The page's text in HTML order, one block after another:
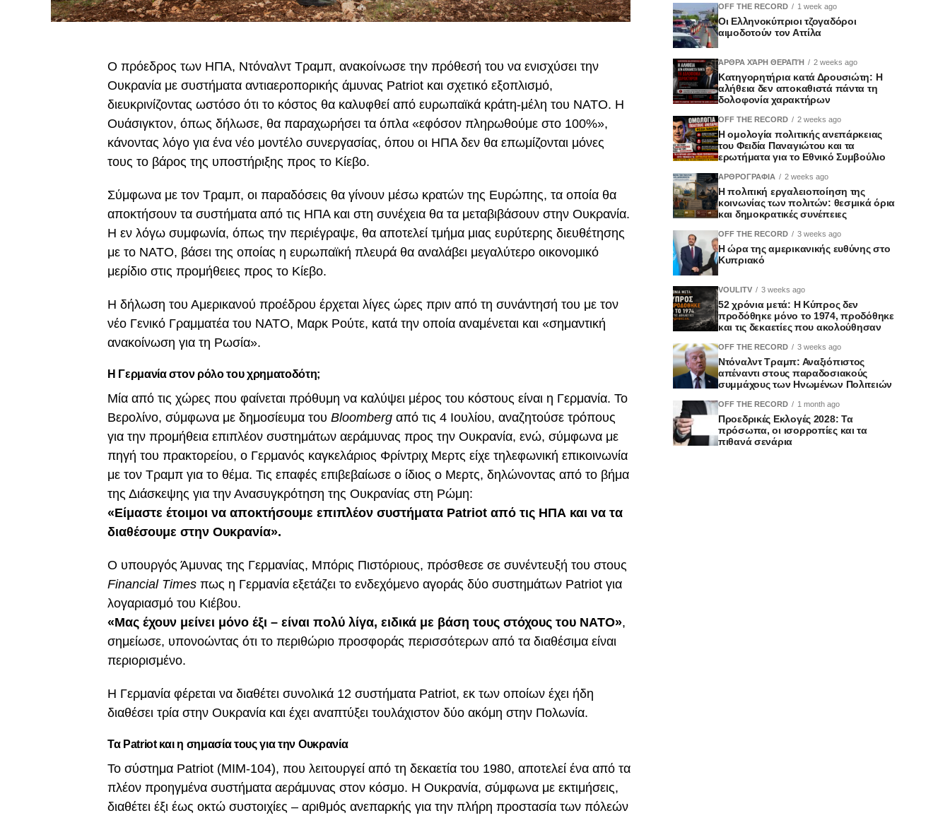
Ο πρόεδρος των ΗΠΑ, Ντόναλντ Τραμπ, ανακοίνωσε την πρόθεσή του να ενισχύσει την
Ουκρανία με συστήματα αντιαεροπορικής άμυνας Patriot και σχετικό εξοπλισμό,
διευκρινίζοντας ωστόσο ότι το κόστος θα καλυφθεί από ευρωπαϊκά κράτη-μέλη του NATO. Η
Ουάσιγκτον, όπως δήλωσε, θα παραχωρήσει τα όπλα «εφόσον πληρωθούμε στο 100%»,
κάνοντας λόγο για ένα νέο μοντέλο συνεργασίας, όπου οι ΗΠΑ δεν θα επωμίζονται μόνες
τους το βάρος της υποστήριξης προς το Κίεβο.
Σύμφωνα με τον Τραμπ, οι παραδόσεις θα γίνουν μέσω κρατών της Ευρώπης, τα οποία θα
αποκτήσουν τα συστήματα από τις ΗΠΑ και στη συνέχεια θα τα μεταβιβάσουν στην Ουκρανία.
Η εν λόγω συμφωνία, όπως την περιέγραψε, θα αποτελεί τμήμα μιας ευρύτερης διευθέτησης
με το NATO, βάσει της οποίας η ευρωπαϊκή πλευρά θα αναλάβει μεγαλύτερο οικονομικό
μερίδιο στις προμήθειες προς το Κίεβο.
Η δήλωση του Αμερικανού προέδρου έρχεται λίγες ώρες πριν από τη συνάντησή του με τον
νέο Γενικό Γραμματέα του NATO, Μαρκ Ρούτε, κατά την οποία αναμένεται και «σημαντική
ανακοίνωση για τη Ρωσία».
Η Γερμανία στον ρόλο του χρηματοδότη;
Μία από τις χώρες που φαίνεται πρόθυμη να καλύψει μέρος του κόστους είναι η Γερμανία. Το
Βερολίνο, σύμφωνα με δημοσίευμα του Bloomberg από τις 4 Ιουλίου, αναζητούσε τρόπους
για την προμήθεια επιπλέον συστημάτων αεράμυνας προς την Ουκρανία, ενώ, σύμφωνα με
πηγή του πρακτορείου, ο Γερμανός καγκελάριος Φρίντριχ Μερτς είχε τηλεφωνική επικοινωνία
με τον Τραμπ για το θέμα. Τις επαφές επιβεβαίωσε ο ίδιος ο Μερτς, δηλώνοντας από το βήμα
της Διάσκεψης για την Ανασυγκρότηση της Ουκρανίας στη Ρώμη:
«Είμαστε έτοιμοι να αποκτήσουμε επιπλέον συστήματα Patriot από τις ΗΠΑ και να τα
διαθέσουμε στην Ουκρανία».
Ο υπουργός Άμυνας της Γερμανίας, Μπόρις Πιστόριους, πρόσθεσε σε συνέντευξή του στους
Financial Times πως η Γερμανία εξετάζει το ενδεχόμενο αγοράς δύο συστημάτων Patriot για
λογαριασμό του Κιέβου.
«Μας έχουν μείνει μόνο έξι – είναι πολύ λίγα, ειδικά με βάση τους στόχους του NATO»,
σημείωσε, υπονοώντας ότι το περιθώριο προσφοράς περισσότερων από τα διαθέσιμα είναι
περιορισμένο.
Η Γερμανία φέρεται να διαθέτει συνολικά 12 συστήματα Patriot, εκ των οποίων έχει ήδη
διαθέσει τρία στην Ουκρανία και έχει αναπτύξει τουλάχιστον δύο ακόμη στην Πολωνία.
Τα Patriot και η σημασία τους για την Ουκρανία
Το σύστημα Patriot (MIM-104), που λειτουργεί από τη δεκαετία του 1980, αποτελεί ένα από τα
πλέον προηγμένα συστήματα αεράμυνας στον κόσμο. Η Ουκρανία, σύμφωνα με εκτιμήσεις,
διαθέτει έξι έως οκτώ συστοιχίες – αριθμός ανεπαρκής για την πλήρη προστασία των πόλεών
OFF THE RECORD 1 week ago
Οι Ελληνοκύπριοι τζογαδόροι
αιμοδοτούν τον Αττίλα
ΆΡΘΡΑ ΧΆΡΗ ΘΕΡΑΠΉ 2 weeks ago
Κατηγορητήρια κατά Δρουσιώτη: Η
αλήθεια δεν αποκαθιστά πάντα τη
δολοφονία χαρακτήρων
OFF THE RECORD 2 weeks ago
Η ομολογία πολιτικής ανεπάρκειας
του Φειδία Παναγιώτου και τα
ερωτήματα για το Εθνικό Συμβούλιο
ΑΡΘΡΟΓΡΑΦΙΑ 2 weeks ago
Η πολιτική εργαλειοποίηση της
κοινωνίας των πολιτών: θεσμικά όρια
και δημοκρατικές συνέπειες
OFF THE RECORD 3 weeks ago
Η ώρα της αμερικανικής ευθύνης στο
Κυπριακό
VOULITV 3 weeks ago
52 χρόνια μετά: Η Κύπρος δεν
προδόθηκε μόνο το 1974, προδόθηκε
και τις δεκαετίες που ακολούθησαν
OFF THE RECORD 3 weeks ago
Ντόναλντ Τραμπ: Αναξιόπιστος
απέναντι στους παραδοσιακούς
συμμάχους των Ηνωμένων Πολιτειών
OFF THE RECORD 1 month ago
Προεδρικές Εκλογές 2028: Τα
πρόσωπα, οι ισορροπίες και τα
πιθανά σενάρια